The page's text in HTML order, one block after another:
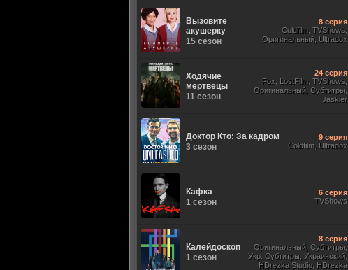
Вызовите
акушерку
15 сезон
8 серия
Coldfilm, TVShows,
Оригинальный, Ultradox
Ходячие
мертвецы
11 сезон
24 серия
Fox, LostFilm, TVShows,
Оригинальный, Субтитры,
Jaskier
Доктор Кто: За кадром
3 сезон
9 серия
Coldfilm, Ultradox
Кафка
1 сезон
6 серия
TVShows
Калейдоскоп
1 сезон
8 серия
Оригинальный, Субтитры,
Укр. Субтитры, Украинский,
HDrezka Studio, HDrezka